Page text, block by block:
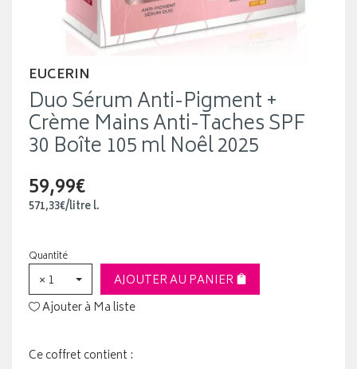
EUCERIN
Duo Sérum Anti-Pigment +
Crème Mains Anti-Taches SPF
30 Boîte 105 ml Noêl 2025
59,99€
571,33€/litrel.
Quantité
× 1
AJOUTER AU PANIER
Ajouter à Ma liste
Ce coffret contient :